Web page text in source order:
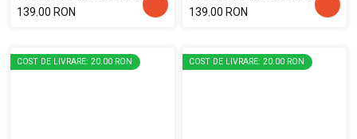
139.00 RON
139.00 RON
COST DE LIVRARE: 20.00 RON COST DE LIVRARE: 20.00 RON